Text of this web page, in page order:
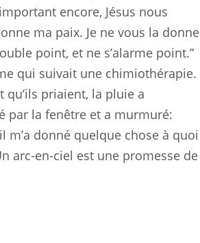
encore, Jésus nous
ma paix. Je ne vous la donne
point, et ne s’alarme point.”
qui suivait une chimiothérapie.
priaient, la pluie a
par la fenêtre et a murmuré:
m’a donné quelque chose à quoi
arc-en-ciel est une promesse de